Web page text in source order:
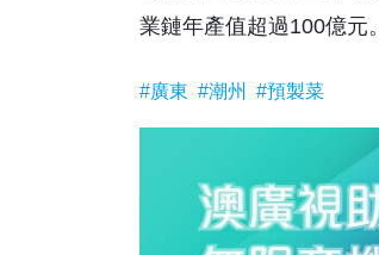
業鏈年產值超過100億元。
#廣東 #潮州 #預製菜